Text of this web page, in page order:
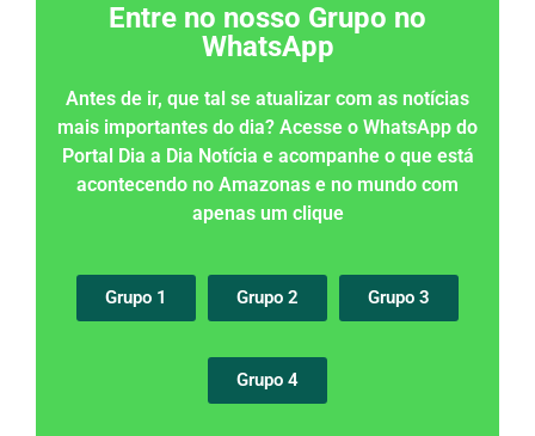
Entre no nosso Grupo no
WhatsApp
Antes de ir, que tal se atualizar com as notícias
mais importantes do dia? Acesse o WhatsApp do
Portal Dia a Dia Notícia e acompanhe o que está
acontecendo no Amazonas e no mundo com
apenas um clique
Grupo 1 Grupo 2 Grupo 3
Grupo 4